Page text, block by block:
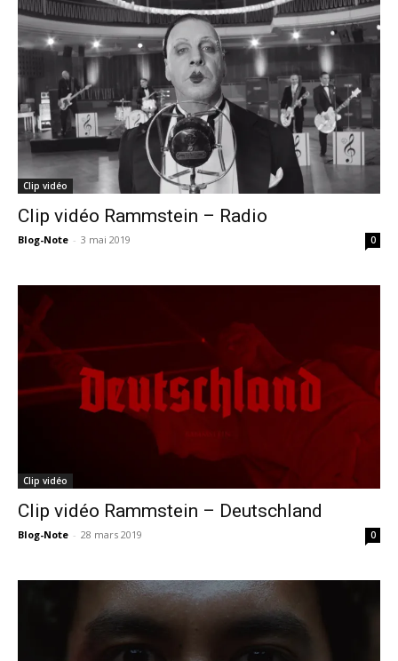
Clip vidéo
Clip vidéo Rammstein – Radio
Blog-Note - 3 mai 2019 0
Clip vidéo
Clip vidéo Rammstein – Deutschland
Blog-Note - 28 mars 2019 0